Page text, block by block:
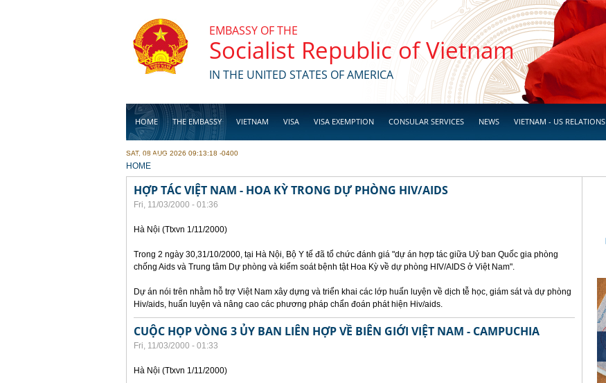
EMBASSY OF THE
Socialist Republic of Vietnam
IN THE UNITED STATES OF AMERICA
HOME THE EMBASSY VIETNAM VISA VISA EXEMPTION CONSULAR SERVICES NEWS VIETNAM - US RELATIONS
BUSINESS
SAT, 08 AUG 2026 09:13:18 -0400
YOU ARE HERE
HOME
HỢP TÁC VIỆT NAM - HOA KỲ TRONG DỰ PHÒNG HIV/AIDS
Fri, 11/03/2000 - 01:36
Hà Nội (Ttxvn 1/11/2000)
Trong 2 ngày 30,31/10/2000, tại Hà Nội, Bộ Y tế đã tổ chức đánh giá "dự án hợp tác giữa Uỷ ban Quốc gia phòng
chống Aids và Trung tâm Dự phòng và kiểm soát bệnh tật Hoa Kỳ về dự phòng HIV/AIDS ở Việt Nam".
Dự án nói trên nhằm hỗ trợ Việt Nam xây dựng và triển khai các lớp huấn luyện về dịch tễ học, giám sát và dự phòng
Hiv/aids, huấn luyện và nâng cao các phương pháp chẩn đoán phát hiện Hiv/aids.
CUỘC HỌP VÒNG 3 ỦY BAN LIÊN HỢP VỀ BIÊN GIỚI VIỆT NAM - CAMPUCHIA
Fri, 11/03/2000 - 01:33
Hà Nội (Ttxvn 1/11/2000)